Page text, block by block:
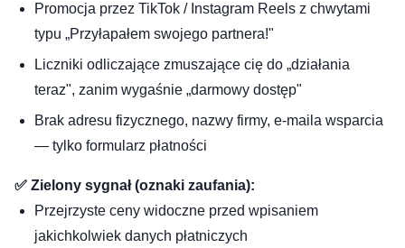
Promocja przez TikTok / Instagram Reels z chwytami
typu „Przyłapałem swojego partnera!"
Liczniki odliczające zmuszające cię do „działania
teraz", zanim wygaśnie „darmowy dostęp"
Brak adresu fizycznego, nazwy firmy, e-maila wsparcia
— tylko formularz płatności
✅ Zielony sygnał (oznaki zaufania):
Przejrzyste ceny widoczne przed wpisaniem
jakichkolwiek danych płatniczych